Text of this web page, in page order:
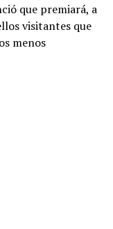
que premiará, a
visitantes que
menos